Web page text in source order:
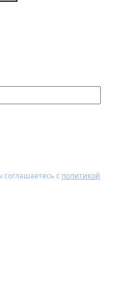
с политикой